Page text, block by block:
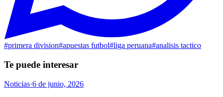
#primera division#apuestas futbol#liga peruana#analisis tactico
Te puede interesar
Noticias·6 de junio, 2026